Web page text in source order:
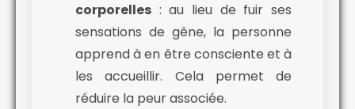
corporelles : au lieu de fuir ses
sensations de gêne, la personne
apprend à en être consciente et à
les accueillir. Cela permet de
réduire la peur associée.